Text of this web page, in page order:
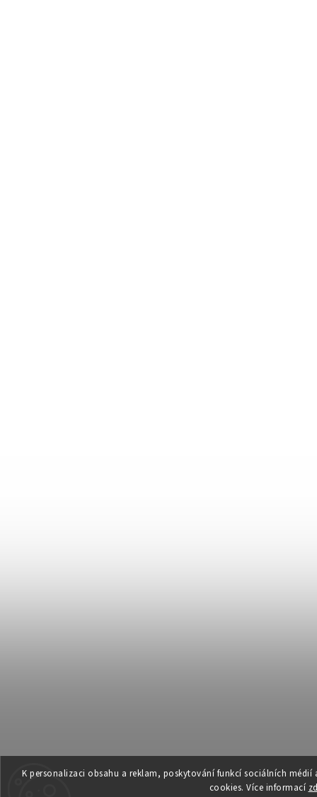
K personalizaci obsahu a reklam, poskytování funkcí sociálních
cookies. Více informací